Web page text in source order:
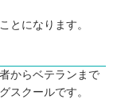
とになります。
からベテランまで
スクールです。